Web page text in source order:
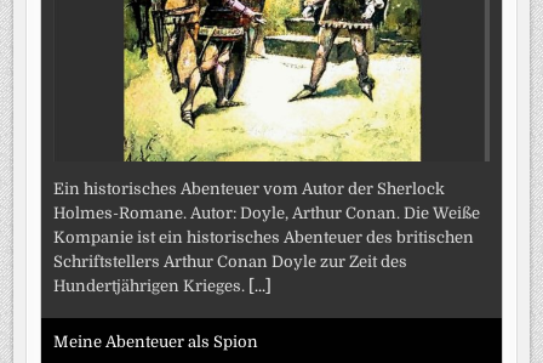
Ein historisches Abenteuer vom Autor der Sherlock
Holmes-Romane. Autor: Doyle, Arthur Conan. Die Weiße
Kompanie ist ein historisches Abenteuer des britischen
Schriftstellers Arthur Conan Doyle zur Zeit des
Hundertjährigen Krieges. [...]
Meine Abenteuer als Spion